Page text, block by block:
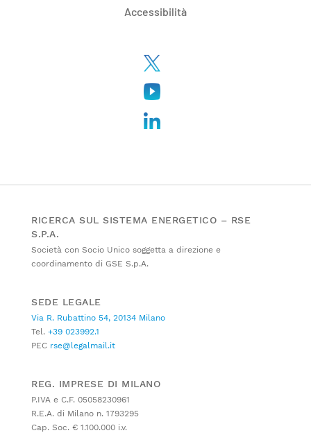
Accessibilità
RICERCA SUL SISTEMA ENERGETICO – RSE
S.P.A.
Società con Socio Unico soggetta a direzione e
coordinamento di GSE S.p.A.
SEDE LEGALE
Via R. Rubattino 54, 20134 Milano
Tel. +39 023992.1
PEC rse@legalmail.it
REG. IMPRESE DI MILANO
P.IVA e C.F. 05058230961
R.E.A. di Milano n. 1793295
Cap. Soc. € 1.100.000 i.v.